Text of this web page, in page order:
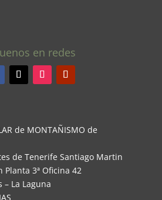
en redes
de MONTAÑISMO de
de Tenerife Santiago Martin
Planta 3ª Oficina 42
– La Laguna